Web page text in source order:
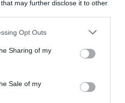
that may further disclose it to other
Opt Outs
Sharing of my
Sale of my